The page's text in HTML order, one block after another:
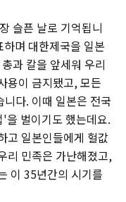
슬픈 날로 기억됩니
며 대한제국을 일본
과 칼을 앞세워 우리
용이 금지됐고, 모든
다. 이때 일본은 전국
을 벌이기도 했는데요.
고 일본인들에게 헐값
리 민족은 가난해졌고,
이 35년간의 시기를